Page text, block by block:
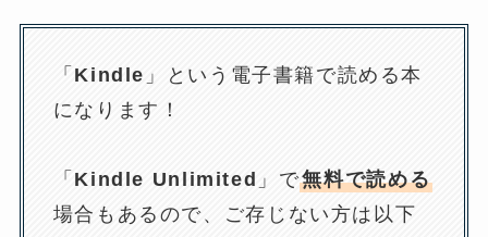
「 Kindle 」という電子書籍で読める本
になります！
「 Kindle Unlimited 」で無料で読める
場合もあるので、ご存じない方は以下